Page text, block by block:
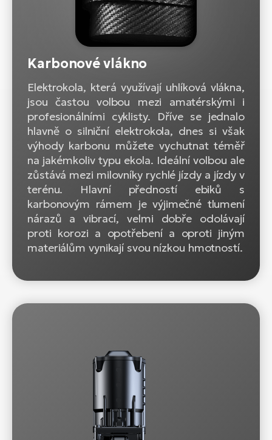
Karbonové vlákno
Elektrokola, která využívají uhlíková vlákna,
jsou častou volbou mezi amatérskými i
profesionálními cyklisty. Dříve se jednalo
hlavně o silniční elektrokola, dnes si však
výhody karbonu můžete vychutnat téměř
na jakémkoliv typu ekola. Ideální volbou ale
zůstává mezi milovníky rychlé jízdy a jízdy v
terénu. Hlavní předností ebiků s
karbonovým rámem je výjimečné tlumení
nárazů a vibrací, velmi dobře odolávají
proti korozi a opotřebení a oproti jiným
materiálům vynikají svou nízkou hmotností.